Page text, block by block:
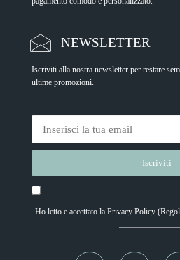
NEWSLETTER
Iscriviti alla nostra newsletter per restare
ultime promozioni.
Ho letto e accettato la Privacy Policy
Alternative: